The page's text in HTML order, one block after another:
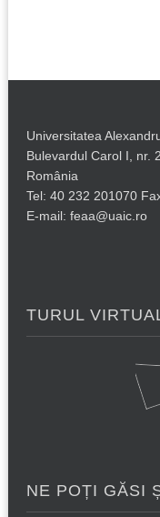
Universitatea
Bulevardul Carol I, nr.
România
Tel: 40 232 201070
E-mail: feaa@uaic.ro
TURUL
NE POȚI GĂSI